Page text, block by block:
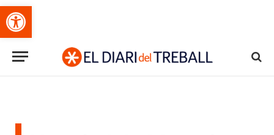
Obre la barra d'eines